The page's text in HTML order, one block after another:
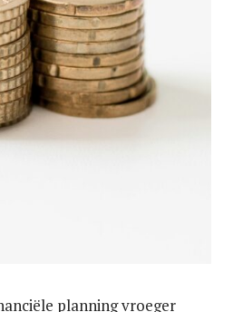
planning vroeger